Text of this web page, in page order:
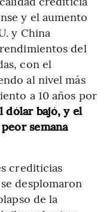
y el aumento
y China
del
con el
al nivel más
a 10 años por
bajó, y el
semana
crediticias
desplomaron
de la